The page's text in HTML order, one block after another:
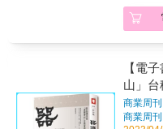
（The
的揭露
觀管理生動描繪。
黑原則
能任務。 《金融時報》（Financial
普蘭這
橋水基金的
（
關注的
家族企
段，而
傳承的
題的人
業書遠
穩固地
真心話
產業的
「異端
子業橫
業、汽
牌價值
日圓。
【電
山」台
商業周刊
商業周刊